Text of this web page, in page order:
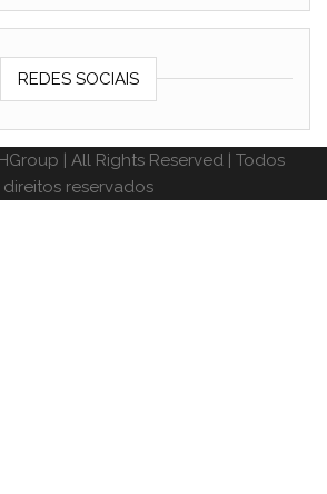
REDES SOCIAIS
| All Rights Reserved | Todos
direitos reservados